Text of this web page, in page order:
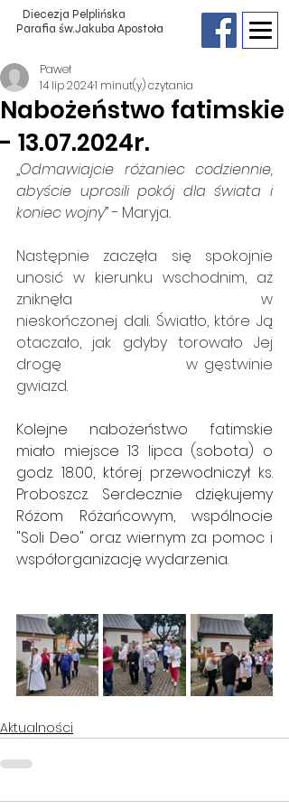
Parafia św.Jakuba Apostoła
Diecezja Pelplińska
Nabożeństwo fatimskie
- 13.07.2024r.
Paweł
14 lip 20241 minut(y) czytania
„Odmawiajcie różaniec codziennie,
abyście uprosili pokój dla świata i
koniec wojny” - Maryja.
Następnie zaczęła się spokojnie
unosić w kierunku wschodnim, aż
zniknęła                                w
nieskończonej dali. Światło, które Ją
otaczało, jak gdyby torowało Jej
drogę                     w gęstwinie
gwiazd.
Kolejne nabożeństwo fatimskie
miało miejsce 13 lipca (sobota) o
godz. 18.00, której przewodniczył ks.
Proboszcz. Serdecznie dziękujemy
Różom Różańcowym, wspólnocie
"Soli Deo" oraz wiernym za pomoc i
współorganizację wydarzenia.
Aktualności